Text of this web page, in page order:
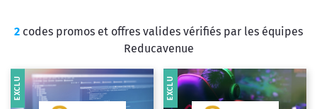
2 codes promos et offres valides vérifiés par les équipes
Reducavenue
EXCLU EXCLU